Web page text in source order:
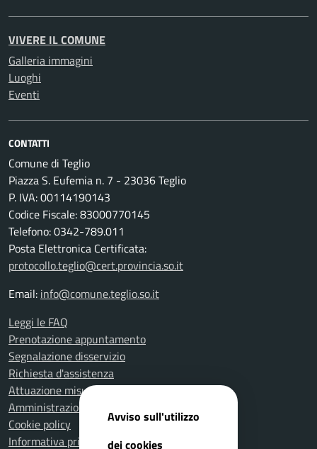
VIVERE IL COMUNE
Galleria immagini
Luoghi
Eventi
CONTATTI
Comune di Teglio
Piazza S. Eufemia n. 7 - 23036 Teglio
P. IVA: 00114190143
Codice Fiscale: 83000770145
Telefono: 0342-789.011
Posta Elettronica Certificata:
protocollo.teglio@cert.provincia.so.it
Email: info@comune.teglio.so.it
Leggi le FAQ
Prenotazione appuntamento
Segnalazione disservizio
Richiesta d'assistenza
Attuazione misure PNRR
Amministrazione trasparente
Cookie policy
Informativa privacy
Avviso sull'utilizzo
dei cookies